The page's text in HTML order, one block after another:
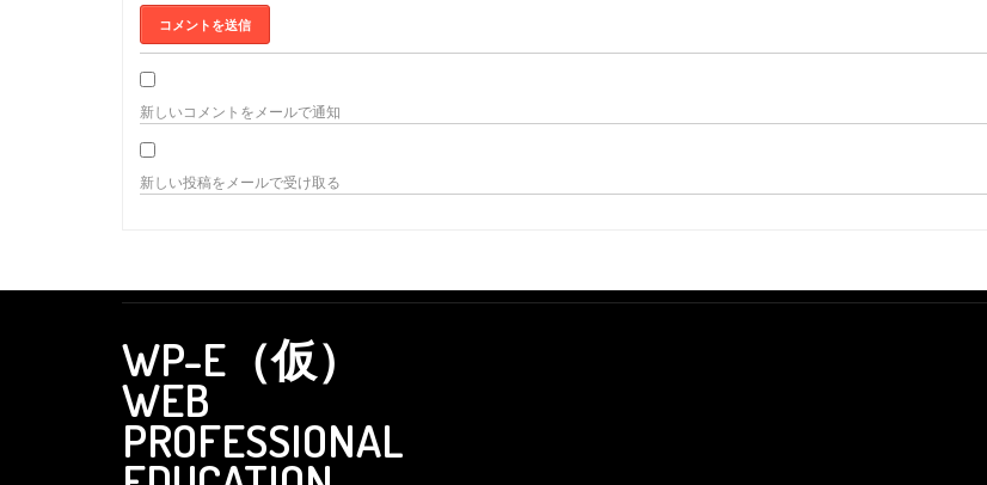
新しいコメントをメールで通知
新しい投稿をメールで受け取る
WP-E（仮）
WEB
PROFESSIONAL